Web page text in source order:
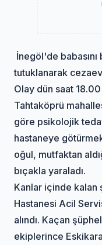
İnegöl'de
tutuklanarak
Olay dün saat 18.00
Tahtaköprü
göre psikolojik
hastaneye
oğul, mutfaktan
bıçakla yaraladı.
Kanlar içinde kalan
Hastanesi Acil
alındı. Kaçan
ekiplerince